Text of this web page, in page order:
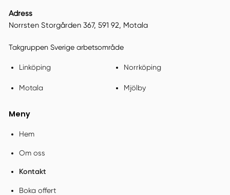
Adress
Norrsten Storgården 367, 591 92, Motala
Takgruppen Sverige arbetsområde
Linköping Norrköping
Motala Mjölby
Meny
Hem
Om oss
Kontakt
Boka offert